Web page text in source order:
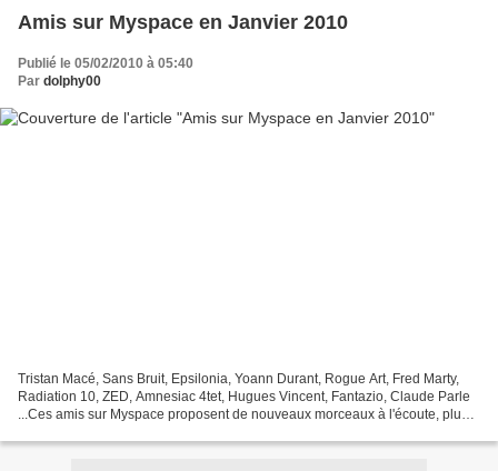
Amis sur Myspace en Janvier 2010
Publié le 05/02/2010 à 05:40
Par dolphy00
Tristan Macé, Sans Bruit, Epsilonia, Yoann Durant, Rogue Art, Fred Marty,
Radiation 10, ZED, Amnesiac 4tet, Hugues Vincent, Fantazio, Claude Parle
...Ces amis sur Myspace proposent de nouveaux morceaux à l'écoute, plus